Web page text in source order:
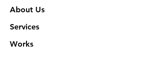
About Us
Services
Works